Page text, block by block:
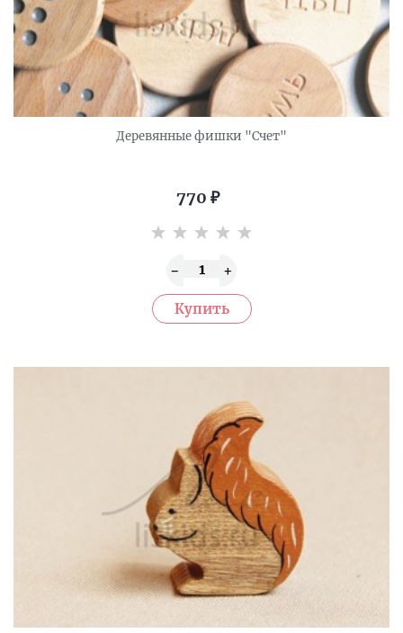
Деревянные фишки "Счет"
770 ₽